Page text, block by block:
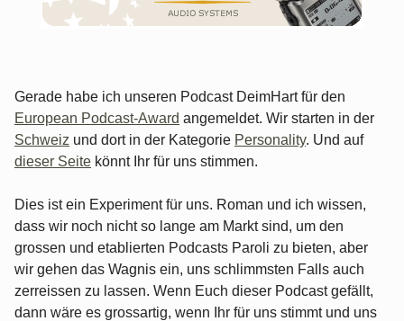
Gerade habe ich unseren Podcast DeimHart für den
European Podcast-Award angemeldet. Wir starten in der
Schweiz und dort in der Kategorie Personality. Und auf
dieser Seite könnt Ihr für uns stimmen.
Dies ist ein Experiment für uns. Roman und ich wissen,
dass wir noch nicht so lange am Markt sind, um den
grossen und etablierten Podcasts Paroli zu bieten, aber
wir gehen das Wagnis ein, uns schlimmsten Falls auch
zerreissen zu lassen. Wenn Euch dieser Podcast gefällt,
dann wäre es grossartig, wenn Ihr für uns stimmt und uns